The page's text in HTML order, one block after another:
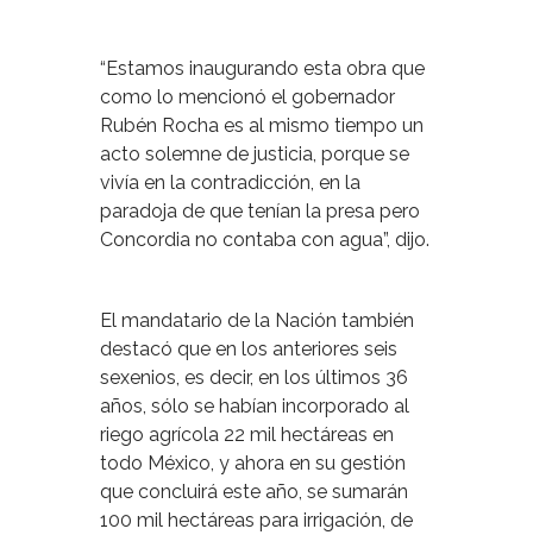
“Estamos inaugurando esta obra que
como lo mencionó el gobernador
Rubén Rocha es al mismo tiempo un
acto solemne de justicia, porque se
vivía en la contradicción, en la
paradoja de que tenían la presa pero
Concordia no contaba con agua”, dijo.
El mandatario de la Nación también
destacó que en los anteriores seis
sexenios, es decir, en los últimos 36
años, sólo se habían incorporado al
riego agrícola 22 mil hectáreas en
todo México, y ahora en su gestión
que concluirá este año, se sumarán
100 mil hectáreas para irrigación, de